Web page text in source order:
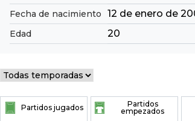
Fecha de nacimiento 12 de enero de
Edad 20
Partidos jugados
Partidos
empezados